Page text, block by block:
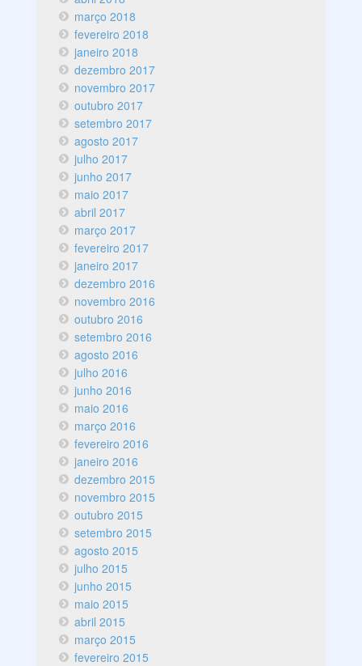
março 2018
fevereiro 2018
janeiro 2018
dezembro 2017
novembro 2017
outubro 2017
setembro 2017
agosto 2017
julho 2017
junho 2017
maio 2017
abril 2017
março 2017
fevereiro 2017
janeiro 2017
dezembro 2016
novembro 2016
outubro 2016
setembro 2016
agosto 2016
julho 2016
junho 2016
maio 2016
março 2016
fevereiro 2016
janeiro 2016
dezembro 2015
novembro 2015
outubro 2015
setembro 2015
agosto 2015
julho 2015
junho 2015
maio 2015
abril 2015
março 2015
fevereiro 2015